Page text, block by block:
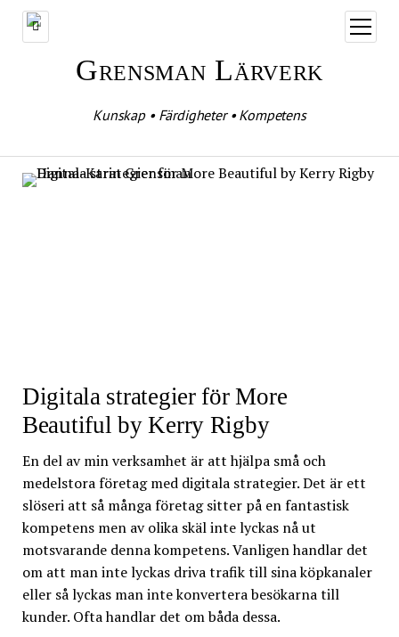
öppna
meny
Grensman Lärverk
Kunskap • Färdigheter • Kompetens
Digitala strategier för More
Beautiful by Kerry Rigby
En del av min verksamhet är att hjälpa små och
medelstora företag med digitala strategier. Det är ett
slöseri att så många företag sitter på en fantastisk
kompetens men av olika skäl inte lyckas nå ut
motsvarande denna kompetens. Vanligen handlar det
om att man inte lyckas driva trafik till sina köpkanaler
eller så lyckas man inte konvertera besökarna till
kunder. Ofta handlar det om båda dessa.